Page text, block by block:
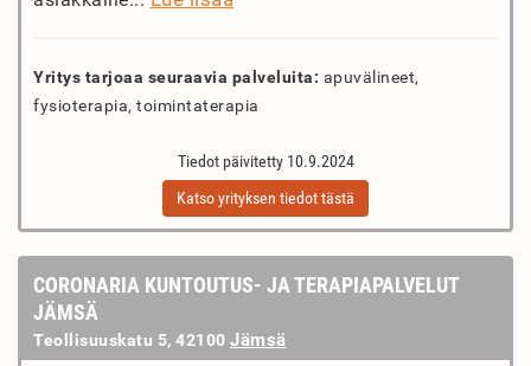
Yritys tarjoaa seuraavia palveluita: apuvälineet,
fysioterapia, toimintaterapia
Tiedot päivitetty 10.9.2024
Katso yrityksen tiedot tästä
CORONARIA KUNTOUTUS- JA TERAPIAPALVELUT
JÄMSÄ
Teollisuuskatu 5, 42100 Jämsä